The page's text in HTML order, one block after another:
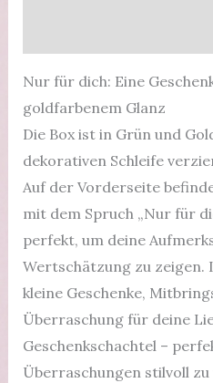
Nur für dich: Eine
goldfarbenem Glanz
Die Box ist in Grün und
dekorativen Schleife
Auf der Vorderseite
mit dem Spruch „Nur für
perfekt, um deine
Wertschätzung zu zeigen.
kleine Geschenke,
Überraschung für deine
Geschenkschachtel –
Überraschungen stilvoll zu